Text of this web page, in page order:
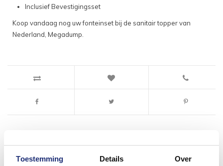
Toestemming Details Over
Inclusief Bevestigingsset
Koop vandaag nog uw fonteinset bij de sanitair topper van
Nederland, Megadump.